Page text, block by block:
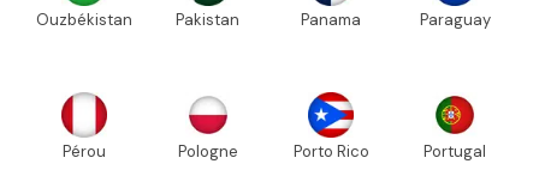
Ouzbékistan Pakistan Panama Paraguay
Pérou Pologne Porto Rico Portugal